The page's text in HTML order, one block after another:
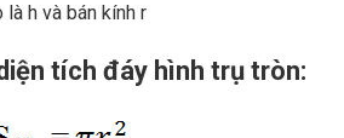
h và bán kính r
tích đáy hình trụ tròn: